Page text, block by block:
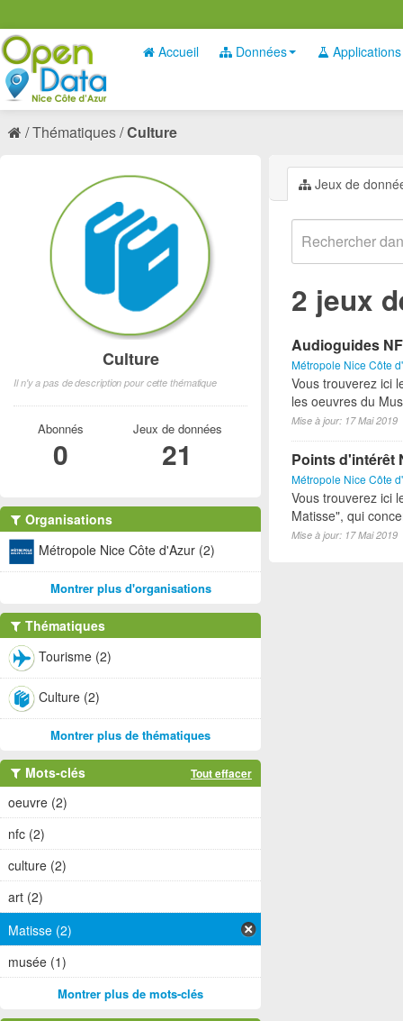
Accueil Données Applications
Thématiques Culture
Jeux de
2 jeux
Audioguides
Métropole Nice Côte
Vous trouverez ici
les oeuvres du
Mise à jour: 17 Mai 2019
Points d'intérêt
Métropole Nice Côte
Vous trouverez ici
Matisse", qui
Mise à jour: 17 Mai 2019
Culture
Il n'y a pas de description pour cette thématique
Abonnés
0
Jeux de données
21
Organisations
Métropole Nice Côte d'Azur (2)
Montrer plus d'organisations
Thématiques
Tourisme (2)
Culture (2)
Montrer plus de thématiques
Mots-clés Tout effacer
oeuvre (2)
nfc (2)
culture (2)
art (2)
Matisse (2)
musée (1)
Montrer plus de mots-clés